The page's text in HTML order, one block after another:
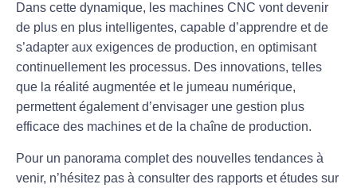
Dans cette dynamique, les machines CNC vont devenir
de plus en plus intelligentes, capable d’apprendre et de
s’adapter aux exigences de production, en optimisant
continuellement les processus. Des innovations, telles
que la réalité augmentée et le jumeau numérique,
permettent également d’envisager une gestion plus
efficace des machines et de la chaîne de production.
Pour un panorama complet des nouvelles tendances à
venir, n’hésitez pas à consulter des rapports et études sur